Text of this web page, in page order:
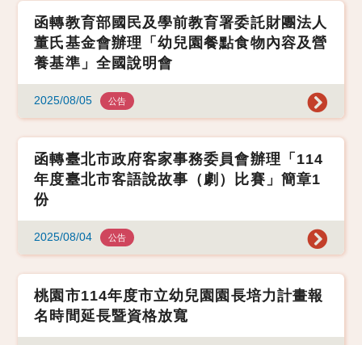
函轉教育部國民及學前教育署委託財團法人
董氏基金會辦理「幼兒園餐點食物內容及營
養基準」全國說明會
2025/08/05 公告
函轉臺北市政府客家事務委員會辦理「114
年度臺北市客語說故事（劇）比賽」簡章1
份
2025/08/04 公告
桃園市114年度市立幼兒園園長培力計畫報
名時間延長暨資格放寬